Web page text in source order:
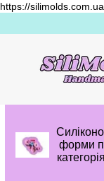
https://
форми